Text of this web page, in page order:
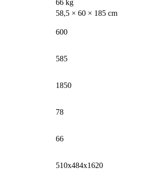
66 kg
58,5 × 60 × 185 cm
600
585
1850
78
66
510x484x1620